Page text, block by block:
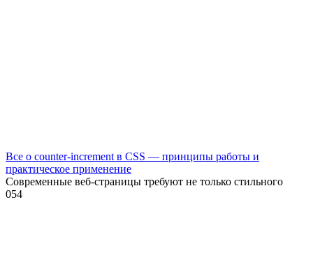
Все о counter-increment в CSS — принципы работы и
практическое применение
Современные веб-страницы требуют не только стильного
054